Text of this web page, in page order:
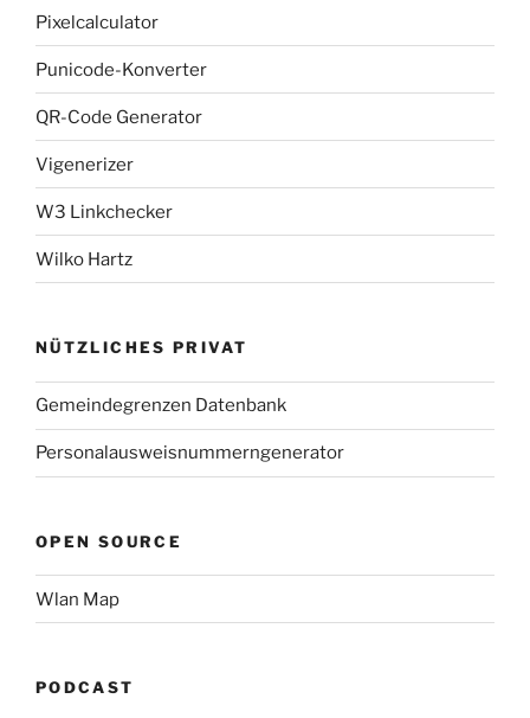
Pixelcalculator
Punicode-Konverter
QR-Code Generator
Vigenerizer
W3 Linkchecker
Wilko Hartz
NÜTZLICHES PRIVAT
Gemeindegrenzen Datenbank
Personalausweisnummerngenerator
OPEN SOURCE
Wlan Map
PODCAST